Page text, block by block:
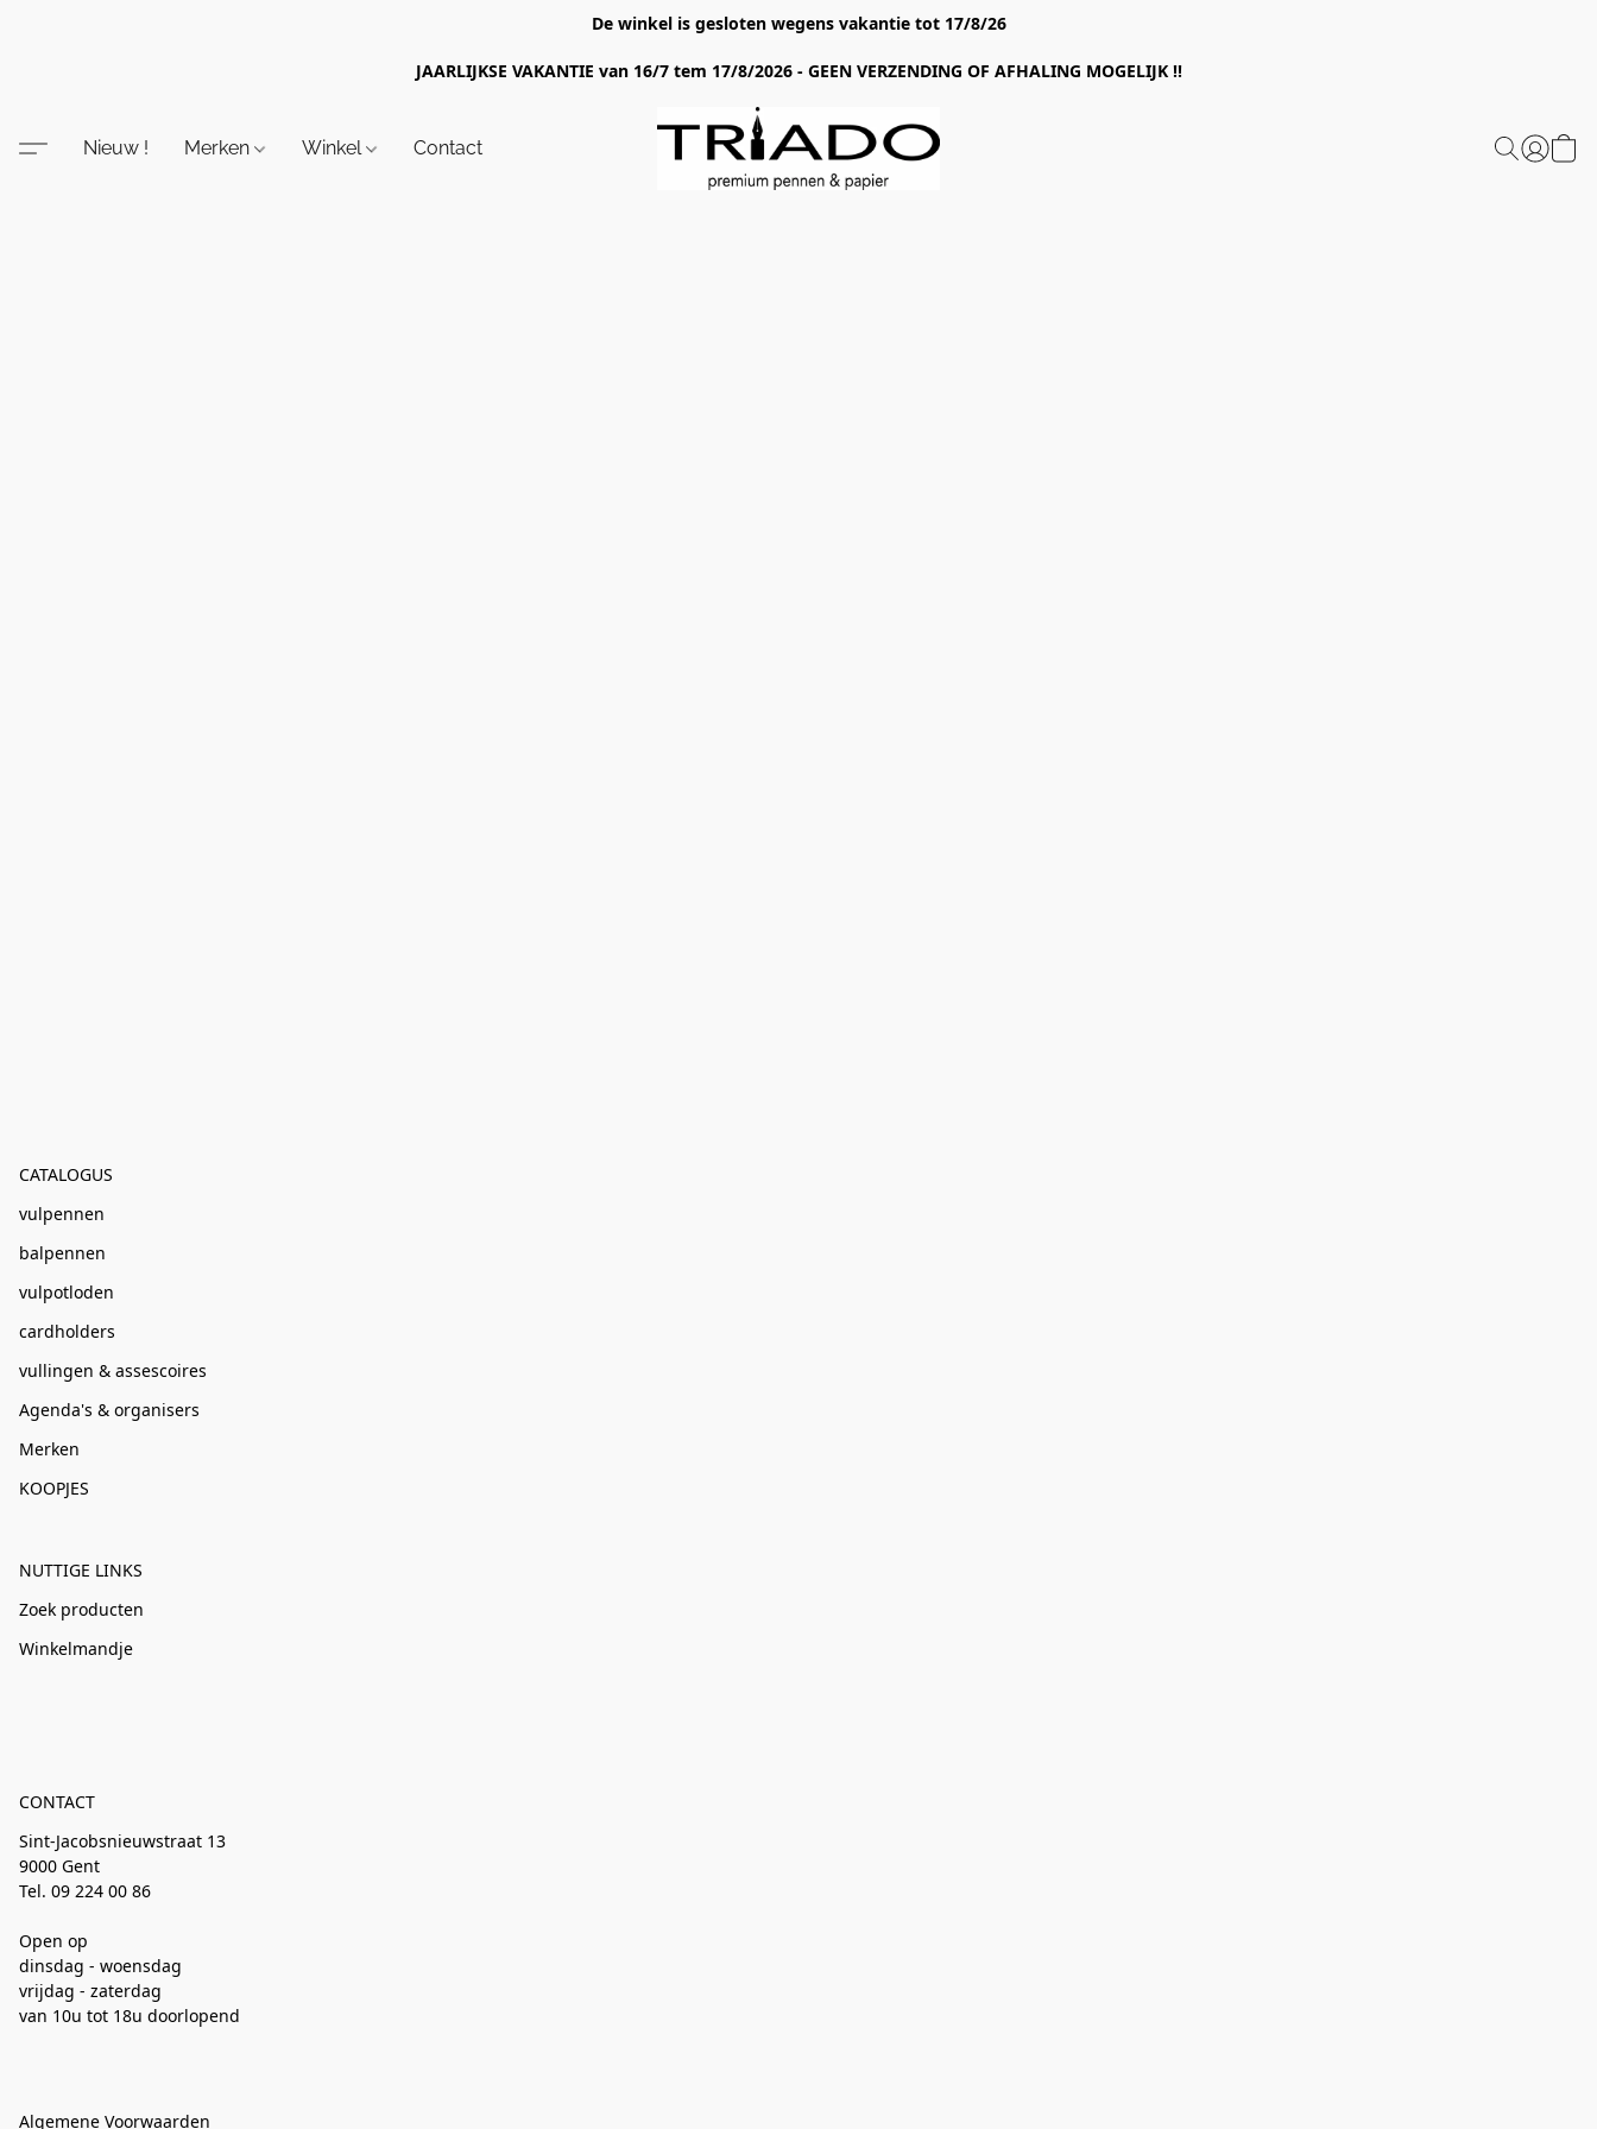
De winkel is gesloten wegens vakantie tot 17/8/26
JAARLIJKSE VAKANTIE van 16/7 tem 17/8/2026 - GEEN VERZENDING OF AFHALING MOGELIJK !!
Nieuw ! Merken Winkel Contact
CATALOGUS
vulpennen
balpennen
vulpotloden
cardholders
vullingen & assescoires
Agenda's & organisers
Merken
KOOPJES
NUTTIGE LINKS
Zoek producten
Winkelmandje
CONTACT
Sint-Jacobsnieuwstraat 13
9000 Gent
Tel. 09 224 00 86
Open op
dinsdag - woensdag
vrijdag - zaterdag
van 10u tot 18u doorlopend
Algemene Voorwaarden